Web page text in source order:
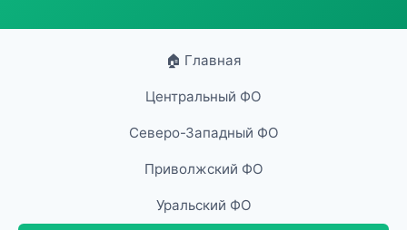
🏠 Главная
Центральный ФО
Северо-Западный ФО
Приволжский ФО
Уральский ФО